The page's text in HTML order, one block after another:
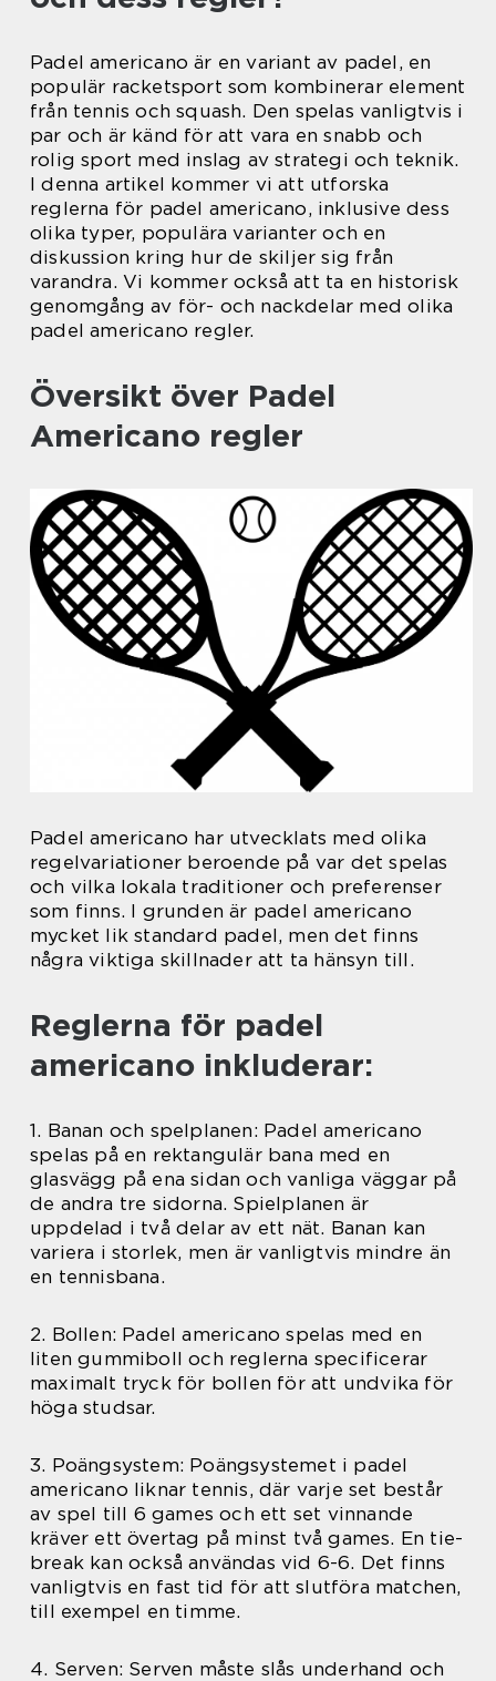
Padel americano är en variant av padel, en
populär racketsport som kombinerar element
från tennis och squash. Den spelas vanligtvis i
par och är känd för att vara en snabb och
rolig sport med inslag av strategi och teknik.
I denna artikel kommer vi att utforska
reglerna för padel americano, inklusive dess
olika typer, populära varianter och en
diskussion kring hur de skiljer sig från
varandra. Vi kommer också att ta en historisk
genomgång av för- och nackdelar med olika
padel americano regler.
Översikt över Padel
Americano regler
Padel americano har utvecklats med olika
regelvariationer beroende på var det spelas
och vilka lokala traditioner och preferenser
som finns. I grunden är padel americano
mycket lik standard padel, men det finns
några viktiga skillnader att ta hänsyn till.
Reglerna för padel
americano inkluderar:
1. Banan och spelplanen: Padel americano
spelas på en rektangulär bana med en
glasvägg på ena sidan och vanliga väggar på
de andra tre sidorna. Spielplanen är
uppdelad i två delar av ett nät. Banan kan
variera i storlek, men är vanligtvis mindre än
en tennisbana.
2. Bollen: Padel americano spelas med en
liten gummiboll och reglerna specificerar
maximalt tryck för bollen för att undvika för
höga studsar.
3. Poängsystem: Poängsystemet i padel
americano liknar tennis, där varje set består
av spel till 6 games och ett set vinnande
kräver ett övertag på minst två games. En tie-
break kan också användas vid 6-6. Det finns
vanligtvis en fast tid för att slutföra matchen,
till exempel en timme.
4. Serven: Serven måste slås underhand och